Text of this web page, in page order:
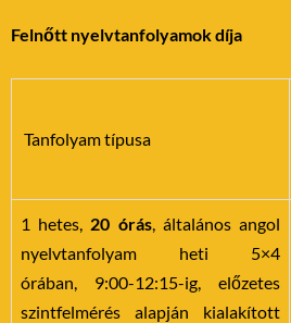
Felnőtt nyelvtanfolyamok díja
Tanfolyam típusa
1 hetes, 20 órás, általános angol
nyelvtanfolyam heti 5×4
órában, 9:00-12:15-ig, előzetes
szintfelmérés alapján kialakított